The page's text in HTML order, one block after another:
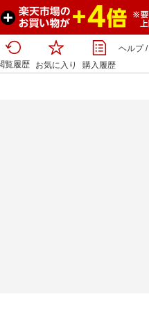
覧履歴 お気に入り 購入履歴
ヘルプ/